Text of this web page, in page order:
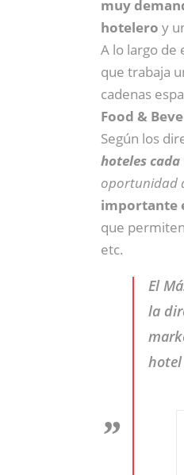
muy
hotelero y
A lo largo de
que trabaja
cadenas
Food &
Según los
hoteles
oportunidad
importante
que
etc.
El
la
hotel